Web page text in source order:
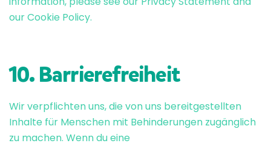
ourCookie Policy.
10. Barrierefreiheit
Wir verpflichten uns, die von uns bereitgestellten
Inhalte für Menschen mit Behinderungen zugänglich
zu machen. Wenn du eine